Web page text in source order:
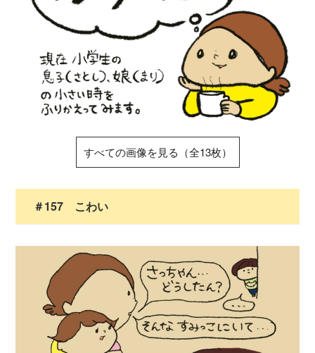
すべての画像を見る（全13枚）
＃157 こわい